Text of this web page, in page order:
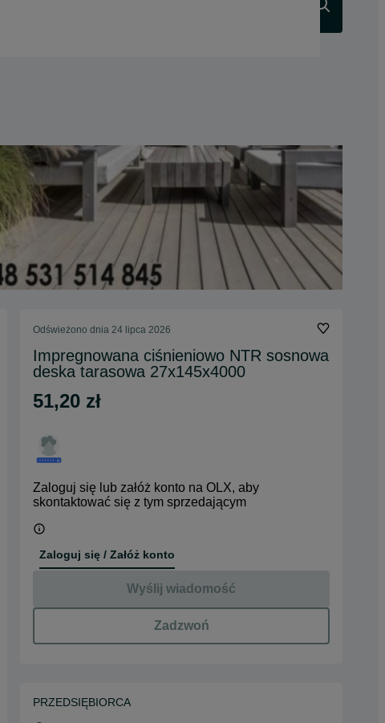
Odświeżono dnia 24 lipca 2026
Impregnowana ciśnieniowo NTR sosnowa
deska tarasowa 27x145x4000
51,20 zł
Zaloguj się lub załóż konto na OLX, aby
skontaktować się z tym sprzedającym
Zaloguj się / Załóż konto
Wyślij wiadomość
Zadzwoń
PRZEDSIĘBIORCA